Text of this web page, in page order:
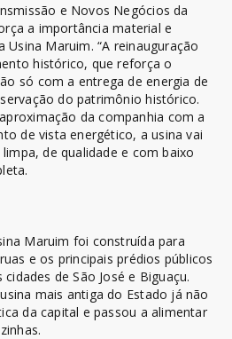
e Novos Negócios da
a importância material e
Maruim. “A reinauguração
histórico, que reforça o
só com a entrega de energia de
do patrimônio histórico.
da companhia com a
de vista energético, a usina vai
de qualidade e com baixo
Maruim foi construída para
e os principais prédios públicos
de São José e Biguaçu.
mais antiga do Estado já não
da capital e passou a alimentar